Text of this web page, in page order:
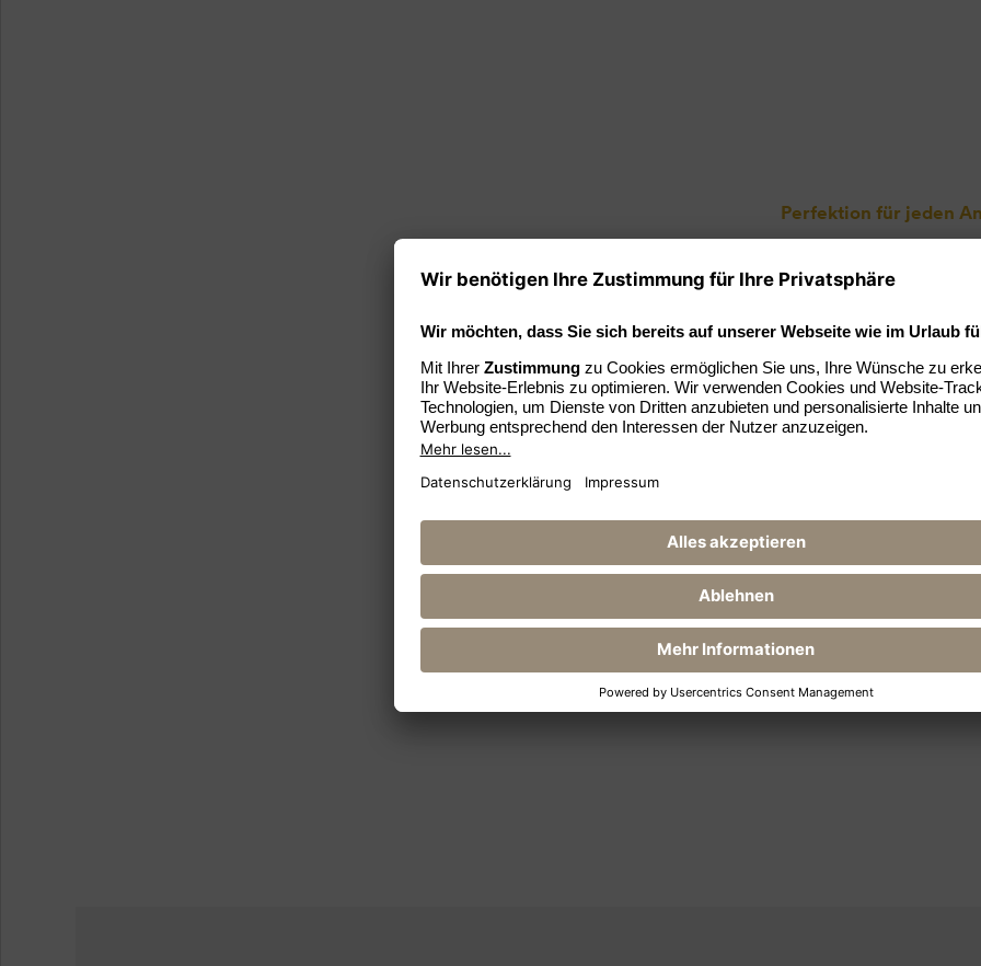
Perfektion für jeden
Ob Kongresse,
Ausstellungen – der
Verfügung. Seine
Details, macht ihn zu
Firmenveranstaltungen.
unteren Bereich,
eine 12 m tiefe Bühne
Vielzahl von
das verglaste Forum
dem Kaiserbädersaal